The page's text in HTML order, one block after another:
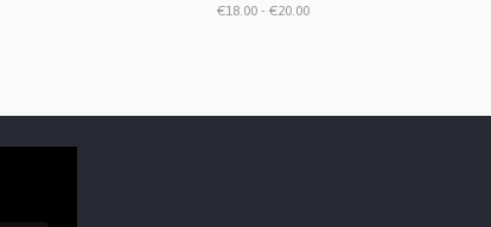
€18.00 - €20.00